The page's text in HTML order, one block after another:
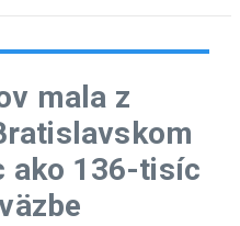
mala z
ako 136-tisíc